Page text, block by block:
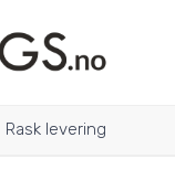
Rask levering